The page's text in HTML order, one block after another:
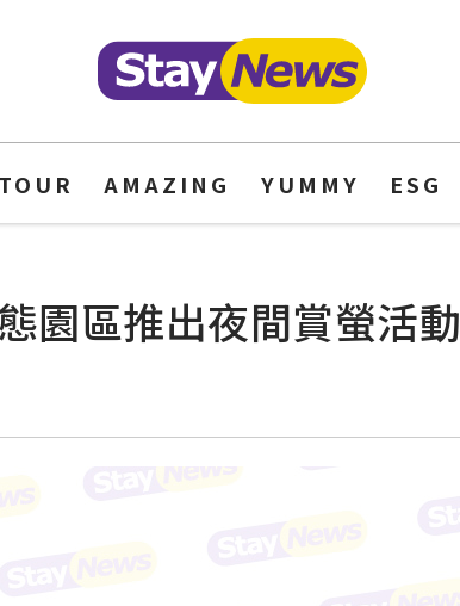
TOUR AMAZING YUMMY ESG
園區推出夜間賞螢活動